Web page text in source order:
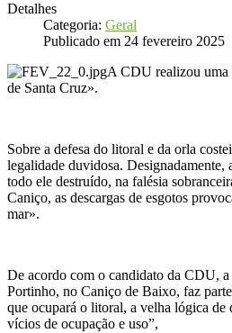
Detalhes
Categoria: Geral
Publicado em 24 fevereiro 2025
A CDU realizou uma
de Santa Cruz».
Sobre a defesa do litoral e da orla
legalidade duvidosa.
todo ele destruído, na falésia
Caniço, as descargas de esgotos
mar».
De acordo com o candidato da CDU,
Portinho, no Caniço de Baixo, faz
que ocupará o litoral, a velha lógica de
vícios de ocupação e uso”,